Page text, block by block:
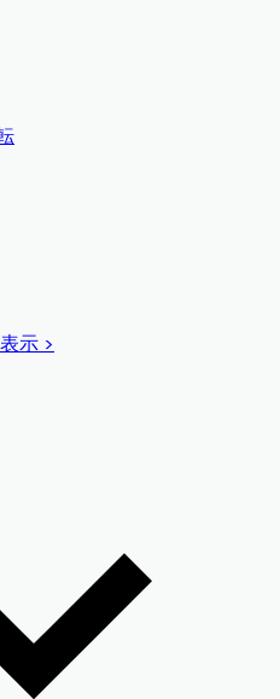
示 >